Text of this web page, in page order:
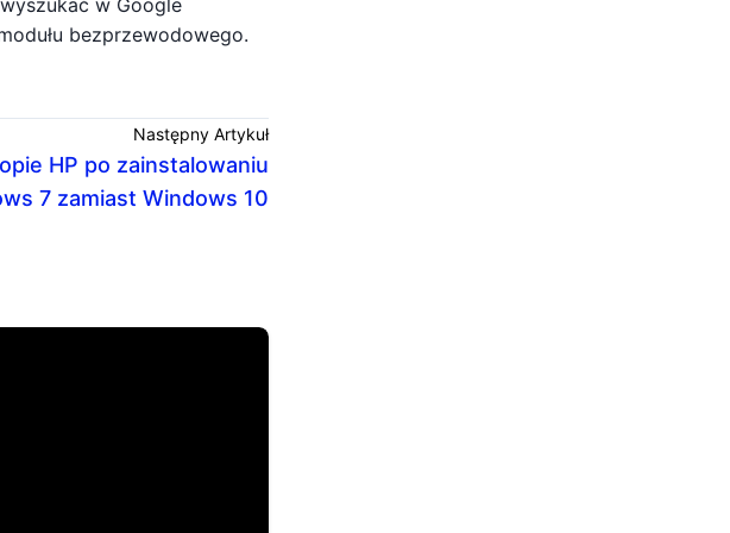
w Google
bezprzewodowego.
Następny Artykuł
HP po zainstalowaniu
7 zamiast Windows 10